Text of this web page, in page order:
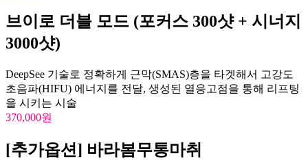
브이로 더블 모드 (포커스 300샷 + 시너지
3000샷)
DeepSee 기술로 정확하게 근막(SMAS)층을 타겟해서 고강도
초음파(HIFU) 에너지를 전달, 생성된 열응고점을 통해 리프팅
을 시키는 시술
370,000원
[추가옵션] 바라봄무통마취